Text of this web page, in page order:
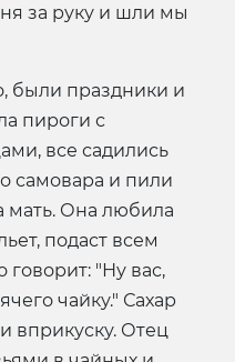
за руку и шли мы
были праздники и
пироги с
все садились
самовара и пили
мать. Она любила
подаст всем
"Ну вас,
чайку." Сахар
вприкуску. Отец